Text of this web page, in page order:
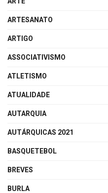
ARTESANATO
ARTIGO
ASSOCIATIVISMO
ATLETISMO
ATUALIDADE
AUTARQUIA
AUTÁRQUICAS 2021
BASQUETEBOL
BREVES
BURLA